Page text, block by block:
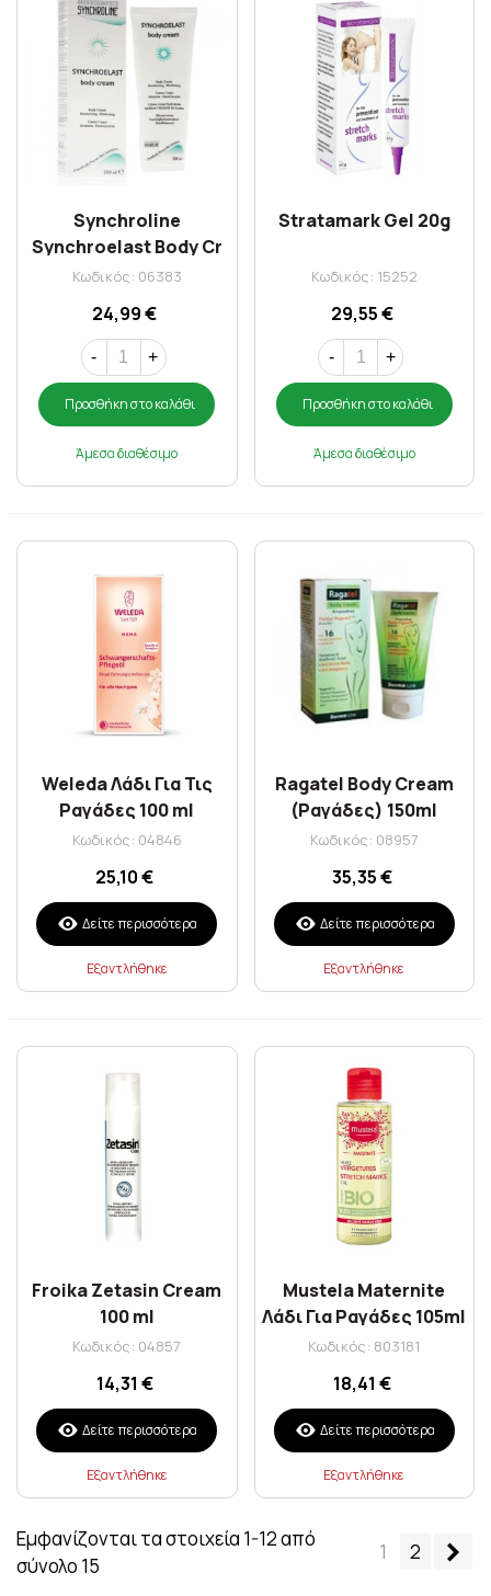
Synchroline
Synchroelast Body Cr
200ml
Κωδικός: 06383
24,99 €
- +
Προσθήκη στο καλάθι
Άμεσα διαθέσιμο
Stratamark Gel 20g
Κωδικός: 15252
29,55 €
- +
Προσθήκη στο καλάθι
Άμεσα διαθέσιμο
Weleda Λάδι Για Τις
Ραγάδες 100 ml
Κωδικός: 04846
25,10 €
Δείτε περισσότερα
Εξαντλήθηκε
Ragatel Body Cream
(Ραγάδες) 150ml
Κωδικός: 08957
35,35 €
Δείτε περισσότερα
Εξαντλήθηκε
Froika Zetasin Cream
100 ml
Κωδικός: 04857
14,31 €
Δείτε περισσότερα
Εξαντλήθηκε
Mustela Maternite
Λάδι Για Ραγάδες 105ml
Κωδικός: 803181
18,41 €
Δείτε περισσότερα
Εξαντλήθηκε
Εμφανίζονται τα στοιχεία 1-12 από
σύνολο 15
1 2